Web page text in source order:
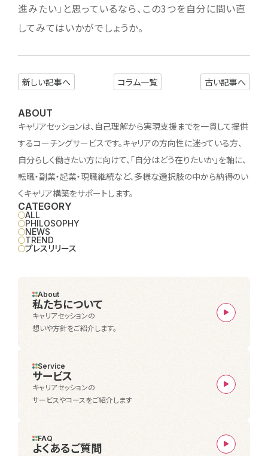
進みたい」と思っているなら、この3つを自分に問い直
してみてはいかがでしょうか。
新しい記事へ コラム一覧 古い記事へ
ABOUT
キャリアセッションは、自己理解から実現支援までを一貫して提供
するコーチングサービスです。キャリアの方向性に迷っている方、
自分らしく働きたい方に向けて、「自分はどう在りたいか」を軸に、
転職・副業・起業・現職継続など、多様な選択肢の中から納得のい
くキャリア構築をサポートします。
CATEGORY
ALL
PHILOSOPHY
NEWS
TREND
プレスリリース
About
私たちについて
キャリアセッションの
想いや方針をご紹介します。
Service
サービス
キャリアセッションの
サービスやコースをご紹介します
FAQ
よくあるご質問